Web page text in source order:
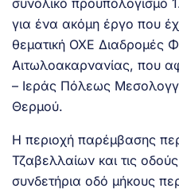
για ένα ακόμη έργο που
θεματική ΟΧΕ Διαδρομές
Αιτωλοακαρνανίας, που
– Ιεράς Πόλεως
Θερμού.
Η περιοχή παρέμβασης
Τζαβελλαίων και τις
συνδετήρια οδό μήκους